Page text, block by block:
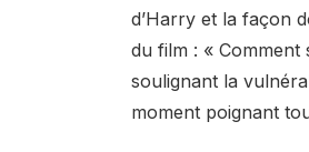
d’Harry et la façon
du film : « Comment
soulignant la
moment poignant